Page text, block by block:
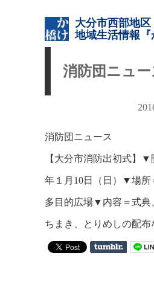
大分市西部地区
地域生活情報
消防団ニュー
消防団ニュース
【大分市消防出初式】▼
年１月10日（日）▼場所
多目的広場▼内容＝式典
ちまき、とりめしの配布